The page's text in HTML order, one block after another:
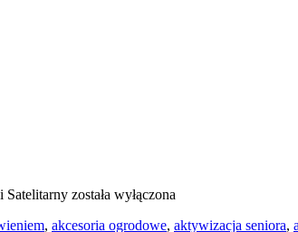
Satelitarny została wyłączona
, akcesoria ogrodowe, aktywizacja seniora,